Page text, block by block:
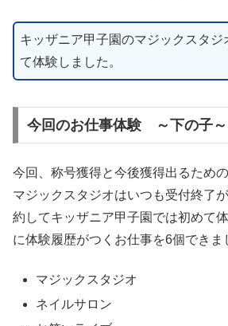
キッザニア甲子園のマジックスタジ
て体験しました。
今回のお仕事体験 ～下の子～
今回、称号獲得と今後獲得出るため
マジックスタジオはいつも受付終了
約してキッザニア甲子園では初めて
に体験履歴がつくお仕事を6個できま
マジックスタジオ
ネイルサロン